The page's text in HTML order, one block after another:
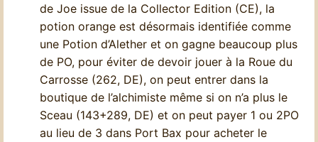
de Joe issue de la Collector Edition (CE), la
potion orange est désormais identifiée comme
une Potion d’Alether et on gagne beaucoup plus
de PO, pour éviter de devoir jouer à la Roue du
Carrosse (262, DE), on peut entrer dans la
boutique de l’alchimiste même si on n’a plus le
Sceau (143+289, DE) et on peut payer 1 ou 2PO
au lieu de 3 dans Port Bax pour acheter le